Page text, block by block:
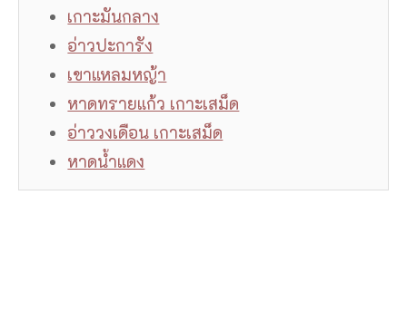
เกาะมันกลาง
อ่าวปะการัง
เขาแหลมหญ้า
หาดทรายแก้ว เกาะเสม็ด
อ่าววงเดือน เกาะเสม็ด
หาดน้ำแดง